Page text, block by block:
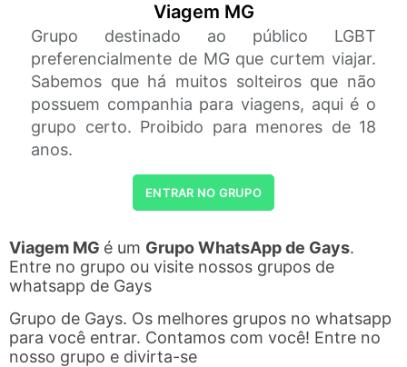
Viagem MG
Grupo destinado ao público LGBT
preferencialmente de MG que curtem viajar.
Sabemos que há muitos solteiros que não
possuem companhia para viagens, aqui é o
grupo certo. Proibido para menores de 18
anos.
ENTRAR NO GRUPO
Viagem MG é um Grupo WhatsApp de Gays.
Entre no grupo ou visite nossos grupos de
whatsapp de Gays
Grupo de Gays. Os melhores grupos no whatsapp
para você entrar. Contamos com você! Entre no
nosso grupo e divirta-se